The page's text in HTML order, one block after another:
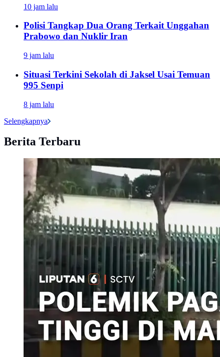
10 jam lalu
Polisi Tangkap Dua Orang Terkait Unggahan
Prabowo dan Nuklir Iran
9 jam lalu
Situasi Terkini Sekolah di Jaksel Usai Temuan
995 Senpi
8 jam lalu
Selengkapnya
Berita Terbaru